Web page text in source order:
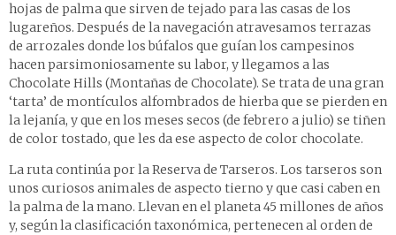
hojas de palma que sirven de tejado para las casas de los
lugareños. Después de la navegación atravesamos terrazas
de arrozales donde los búfalos que guían los campesinos
hacen parsimoniosamente su labor, y llegamos a las
Chocolate Hills (Montañas de Chocolate). Se trata de una gran
‘tarta’ de montículos alfombrados de hierba que se pierden en
la lejanía, y que en los meses secos (de febrero a julio) se tiñen
de color tostado, que les da ese aspecto de color chocolate.
La ruta continúa por la Reserva de Tarseros. Los tarseros son
unos curiosos animales de aspecto tierno y que casi caben en
la palma de la mano. Llevan en el planeta 45 millones de años
y, según la clasificación taxonómica, pertenecen al orden de